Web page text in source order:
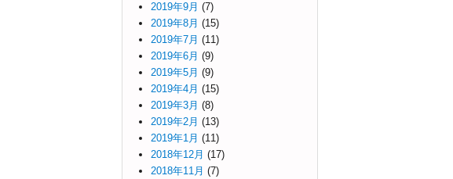
2019年9月 (7)
2019年8月 (15)
2019年7月 (11)
2019年6月 (9)
2019年5月 (9)
2019年4月 (15)
2019年3月 (8)
2019年2月 (13)
2019年1月 (11)
2018年12月 (17)
2018年11月 (7)